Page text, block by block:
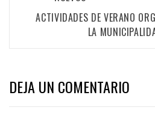
entradas
ACTIVIDADES DE VERANO
LA
DEJA UN COMENTARIO